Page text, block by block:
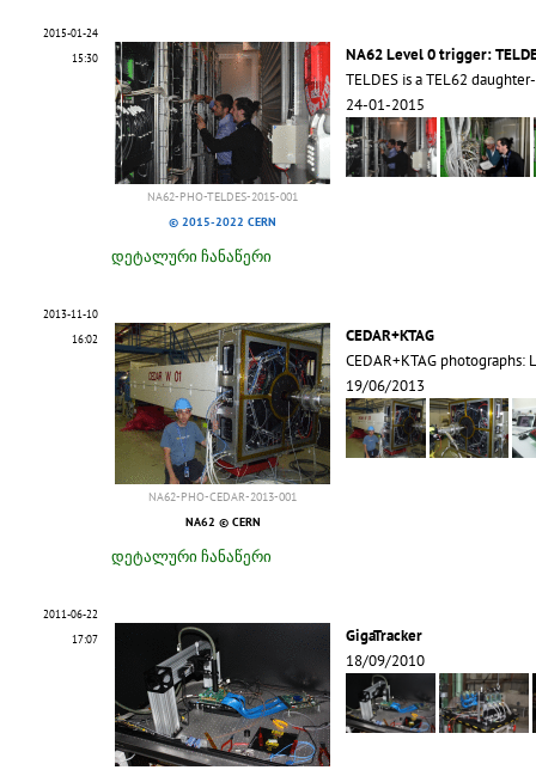
2015-01-24
15:30
NA62-PHO-TELDES-2015-001
© 2015-2022 CERN
NA62 Level 0 trigger:
TELDES is a TEL62
24-01-2015
დეტალური ჩანაწერი
2013-11-10
16:02
NA62-PHO-CEDAR-2013-001
NA62 © CERN
CEDAR+KTAG
CEDAR+KTAG
19/06/2013
დეტალური ჩანაწერი
2011-06-22
17:07
GigaTracker
18/09/2010